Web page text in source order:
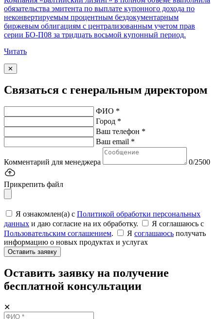
обязательства эмитента по выплате купонного дохода по
неконвертируемым процентным бездокументарным
биржевым облигациям с централизованным учетом прав
серии БО-П08 за тридцать восьмой купонный период.
Читать
✕
Связаться с генеральным директором
ФИО *
Город *
Ваш телефон *
Ваш email *
Комментарий для менеджера 0/2500
Прикрепить файл
Я ознакомлен(а) с Политикой обработки персональных
данных и даю согласие на их обработку.
Я соглашаюсь c
Пользовательским соглашением. Я соглашаюсь получать
информацию о новых продуктах и услугах
Оставить заявку
Оставить заявку на получение
бесплатной консультации
✕